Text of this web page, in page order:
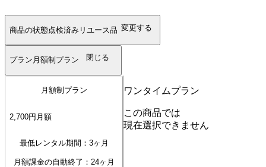
商品の状態点検済みリユース品 変更する
プラン 月額制プラン 閉じる
月額制プラン
2,700円 月額
最低レンタル期間：3ヶ月
月額課金の自動終了： 24ヶ月
ワンタイムプラン
この商品では
現在選択できません